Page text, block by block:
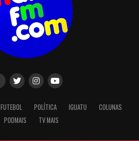
FUTEBOL POLÍTICA IGUATU
COLUNAS
PODMAIS
TV MAIS